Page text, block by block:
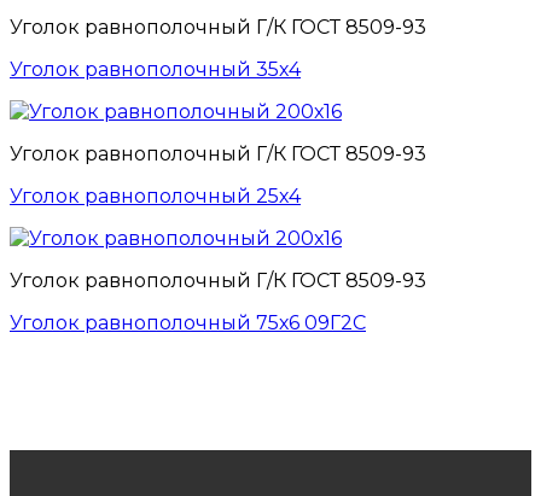
Уголок равнополочный Г/К ГОСТ 8509-93
Уголок равнополочный 35х4
Уголок равнополочный Г/К ГОСТ 8509-93
Уголок равнополочный 25х4
Уголок равнополочный Г/К ГОСТ 8509-93
Уголок равнополочный 75х6 09Г2С